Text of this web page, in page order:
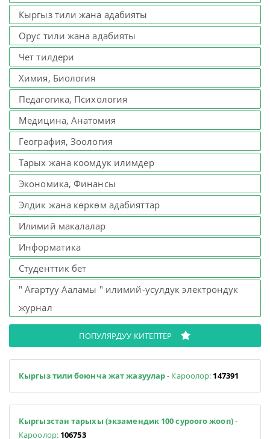
Кыргыз тили жана адабияты
Орус тили жана адабияты
Чет тилдери
Химия, Биология
Педагогика, Психология
Медицина, Анатомия
География, Зоология
Тарых жана коомдук илимдер
Экономика, Финансы
Элдик жана көркөм адабияттар
Илимий макалалар
Информатика
Студенттик бет
" Агартуу Ааламы " илимий-усулдук электрондук
журнал
ПОПУЛЯРДУУ КИТЕПТЕР
Кыргыз тили боюнча жат жазуулар- Кароолор: 147391
Кыргызстан тарыхы (экзамендик 100 суроого жооп)-
Кароолор: 106753